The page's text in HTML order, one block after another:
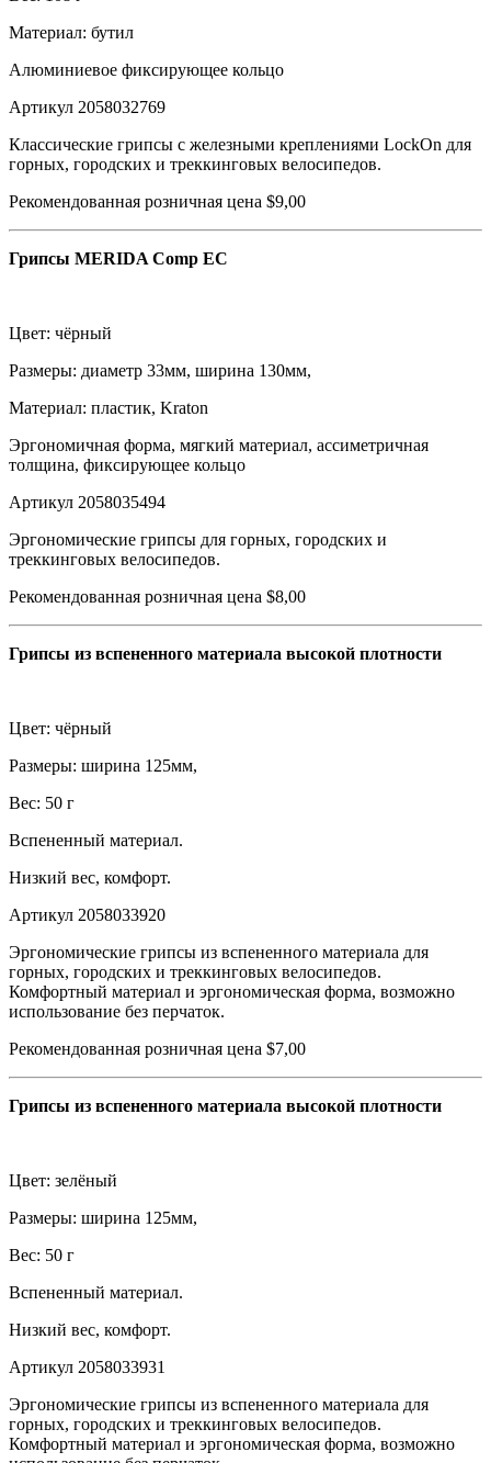
Материал: бутил
Алюминиевое фиксирующее кольцо
Артикул 2058032769
Классические грипсы с железными креплениями LockOn для
горных, городских и треккинговых велосипедов.
Рекомендованная розничная цена $9,00
Грипсы MERIDA Comp EC
Цвет: чёрный
Размеры: диаметр 33мм, ширина 130мм,
Материал: пластик, Kraton
Эргономичная форма, мягкий материал, ассиметричная
толщина, фиксирующее кольцо
Артикул 2058035494
Эргономические грипсы для горных, городских и
треккинговых велосипедов.
Рекомендованная розничная цена $8,00
Грипсы из вспененного материала высокой плотности
Цвет: чёрный
Размеры: ширина 125мм,
Вес: 50 г
Вспененный материал.
Низкий вес, комфорт.
Артикул 2058033920
Эргономические грипсы из вспененного материала для
горных, городских и треккинговых велосипедов.
Комфортный материал и эргономическая форма, возможно
использование без перчаток.
Рекомендованная розничная цена $7,00
Грипсы из вспененного материала высокой плотности
Цвет: зелёный
Размеры: ширина 125мм,
Вес: 50 г
Вспененный материал.
Низкий вес, комфорт.
Артикул 2058033931
Эргономические грипсы из вспененного материала для
горных, городских и треккинговых велосипедов.
Комфортный материал и эргономическая форма, возможно